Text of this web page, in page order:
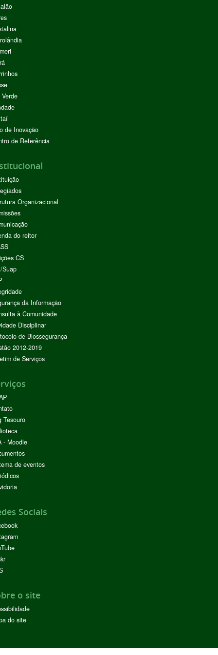
de Inovação
de Referência
Organizacional
do reitor
CS
Suap
da Informação
à Comunidade
Disciplinar
de Biossegurança
2012-2019
de Serviços
Tesouro
- Moodle
de eventos
Sociais
o site
do site